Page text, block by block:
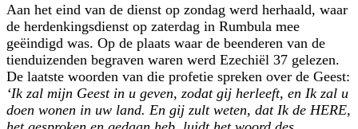
Aan het eind van de dienst op zondag werd herhaald, waar
de herdenkingsdienst op zaterdag in Rumbula mee
geëindigd was. Op de plaats waar de beenderen van de
tienduizenden begraven waren werd Ezechiël 37 gelezen.
De laatste woorden van die profetie spreken over de Geest:
‘Ik zal mijn Geest in u geven, zodat gij herleeft, en Ik zal u
doen wonen in uw land. En gij zult weten, dat Ik de HERE,